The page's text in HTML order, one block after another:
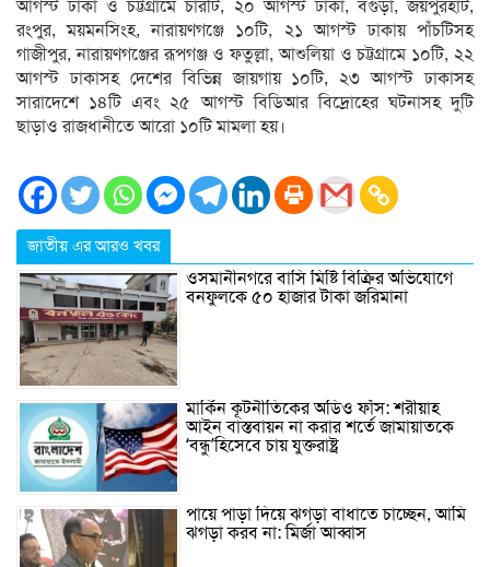
আগস্ট ঢাকা ও চট্টগ্রামে চারটি, ২০ আগস্ট ঢাকা, বগুড়া, জয়পুরহাট,
রংপুর, ময়মনসিংহ, নারায়ণগঞ্জে ১০টি, ২১ আগস্ট ঢাকায় পাঁচটিসহ
গাজীপুর, নারায়ণগঞ্জের রূপগঞ্জ ও ফতুল্লা, আশুলিয়া ও চট্টগ্রামে ১০টি, ২২
আগস্ট ঢাকাসহ দেশের বিভিন্ন জায়গায় ১০টি, ২৩ আগস্ট ঢাকাসহ
সারাদেশে ১৪টি এবং ২৫ আগস্ট বিডিআর বিদ্রোহের ঘটনাসহ দুটি
ছাড়াও রাজধানীতে আরো ১০টি মামলা হয়।
জাতীয় এর আরও খবর
ওসমানীনগরে বাসি মিষ্টি বিক্রির অভিযোগে
বনফুলকে ৫০ হাজার টাকা জরিমানা
মার্কিন কূটনীতিকের অডিও ফাঁস: শরীয়াহ
আইন বাস্তবায়ন না করার শর্তে জামায়াতকে
‘বন্ধু’হিসেবে চায় যুক্তরাষ্ট্র
পায়ে পাড়া দিয়ে ঝগড়া বাধাতে চাচ্ছেন, আমি
ঝগড়া করব না: মির্জা আব্বাস